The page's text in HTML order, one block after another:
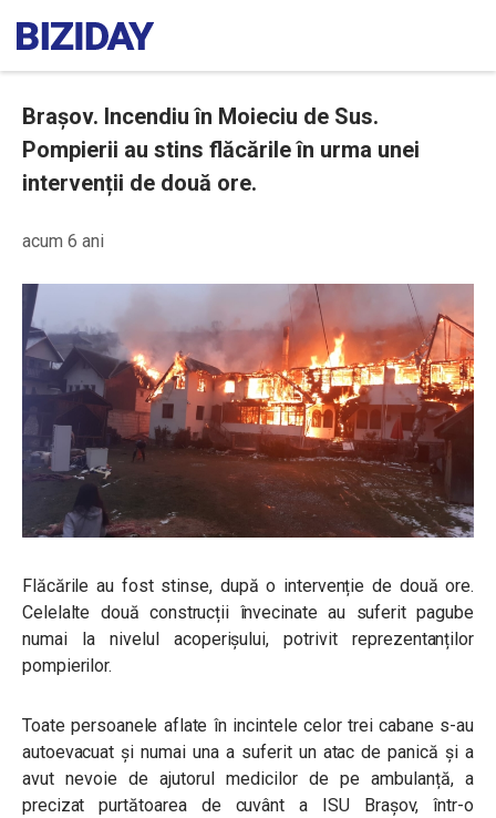
Brașov. Incendiu în Moieciu de Sus.
Pompierii au stins flăcările în urma unei
intervenții de două ore.
acum 6 ani
Flăcările au fost stinse, după o intervenție de două ore.
Celelalte două construcții învecinate au suferit pagube
numai la nivelul acoperișului, potrivit reprezentanților
pompierilor.
Toate persoanele aflate în incintele celor trei cabane s-au
autoevacuat și numai una a suferit un atac de panică și a
avut nevoie de ajutorul medicilor de pe ambulanță, a
precizat purtătoarea de cuvânt a ISU Brașov, într-o